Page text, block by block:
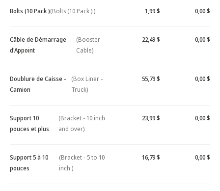
Bolts (10 Pack )(Bolts (10 Pack ) ) 1,99 $ 0,00 $
Câble de Démarrage
d'Appoint
(Booster
Cable)
22,49 $ 0,00 $
Doublure de Caisse -
Camion
(Box Liner -
Truck)
55,79 $ 0,00 $
Support 10
pouces et plus
(Bracket - 10 inch
and over)
23,99 $ 0,00 $
Support 5 à 10
pouces
(Bracket - 5 to 10
inch )
16,79 $ 0,00 $